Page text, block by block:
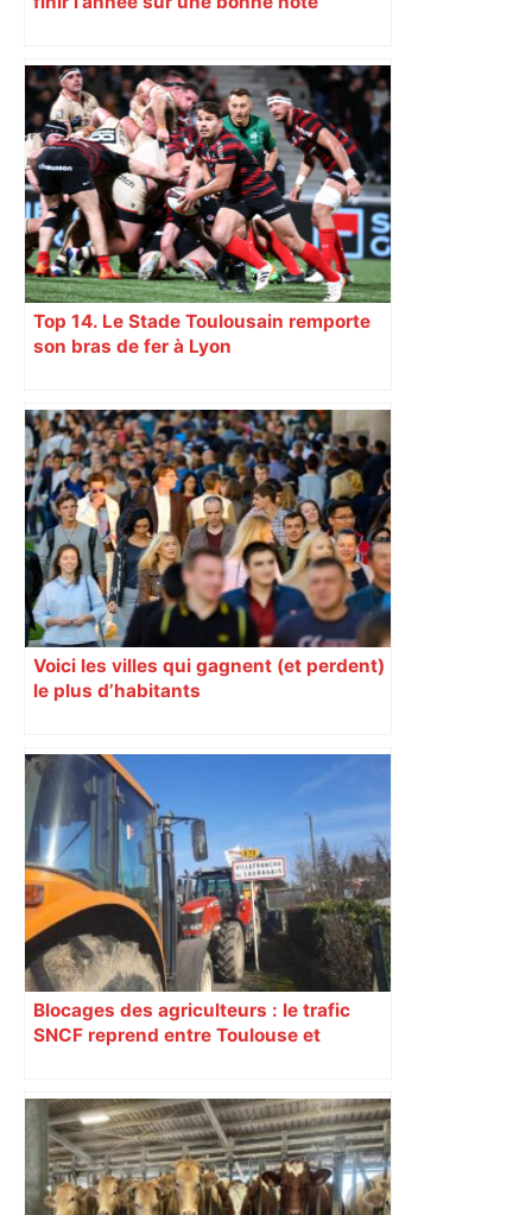
Top 14. Le Stade Toulousain remporte
son bras de fer à Lyon
Voici les villes qui gagnent (et perdent)
le plus d’habitants
Blocages des agriculteurs : le trafic
SNCF reprend entre Toulouse et